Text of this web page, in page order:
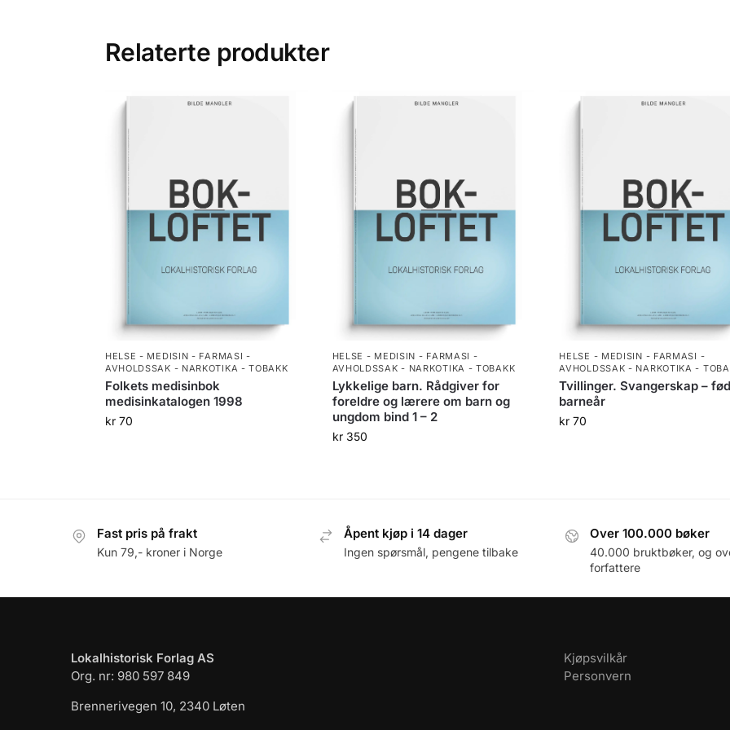
Relaterte produkter
HELSE - MEDISIN - FARMASI -
AVHOLDSSAK - NARKOTIKA - TOBAKK
Folkets medisinbok
medisinkatalogen 1998
kr70
HELSE - MEDISIN - FARMASI -
AVHOLDSSAK - NARKOTIKA - TOBAKK
Lykkelige barn. Rådgiver for
foreldre og lærere om barn og
ungdom bind 1 – 2
kr350
HELSE - MEDISIN - FARMASI -
AVHOLDSSAK - NARKOTIKA -
Tvillinger. Svangerskap –
barneår
kr 70
Fast pris på frakt
Kun 79,- kroner i Norge
Åpent kjøp i 14 dager
Ingen spørsmål, pengene tilbake
Over 100.000 bøker
40.000 bruktbøker, og
forfattere
Lokalhistorisk Forlag AS
Org. nr: 980 597 849
Brennerivegen 10, 2340 Løten
Kjøpsvilkår
Personvern